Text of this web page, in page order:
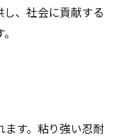
、社会に貢献する
す。粘り強い忍耐